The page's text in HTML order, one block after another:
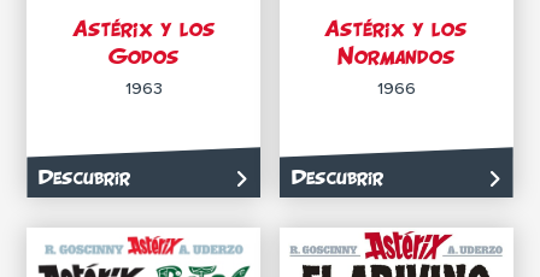
Astérix y los
Godos
1963
Descubrir
Astérix y los
Normandos
1966
Descubrir